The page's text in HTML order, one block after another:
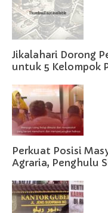
Jikalahari Dorong
untuk 5 Kelompok
Perkuat Posisi
Agraria, Penghulu